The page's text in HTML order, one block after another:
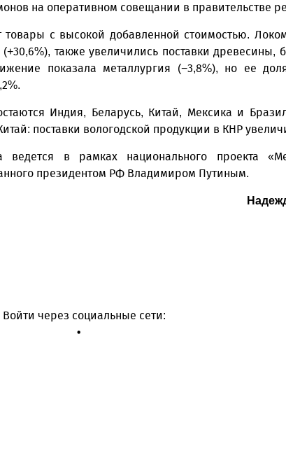
на оперативном совещании в правительстве
товары с высокой добавленной стоимостью.
также увеличились поставки древесины,
показала металлургия (−3,8%), но ее
Индия, Беларусь, Китай, Мексика и
поставки вологодской продукции в КНР
ведется в рамках национального проекта
президентом РФ Владимиром Путиным.
Войти через социальные сети: